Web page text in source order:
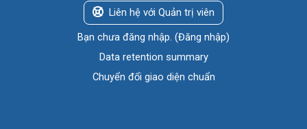
Liên hệ với Quản trị viên
Bạn chưa đăng nhập. (Đăng nhập)
Data retention summary
Chuyển đổi giao diện chuẩn